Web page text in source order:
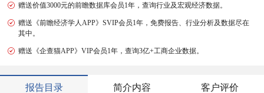
赠送价值3000元的前瞻数据库会员1年，查询行业及宏观经济数据。
赠送《前瞻经济学人APP》SVIP会员1年，免费报告、行业分析及数据尽在
其中。
赠送《企查猫APP》VIP会员1年，查询3亿+工商企业数据。
报告目录 简介内容 客户评价